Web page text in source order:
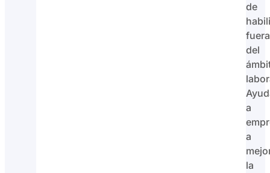
de
fuera
del
a
a
la